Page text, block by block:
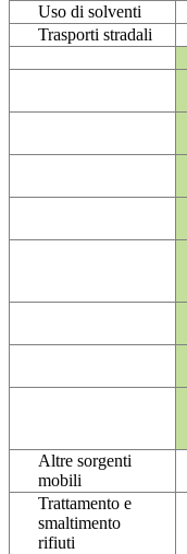
Uso di solventi
Trasporti stradali
Altre sorgenti
mobili
Trattamento e
smaltimento
rifiuti